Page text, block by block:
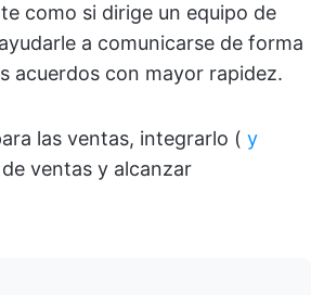
como si dirige un equipo de
a comunicarse de forma
acuerdos con mayor rapidez.
las ventas, integrarlo ( y
ventas y alcanzar